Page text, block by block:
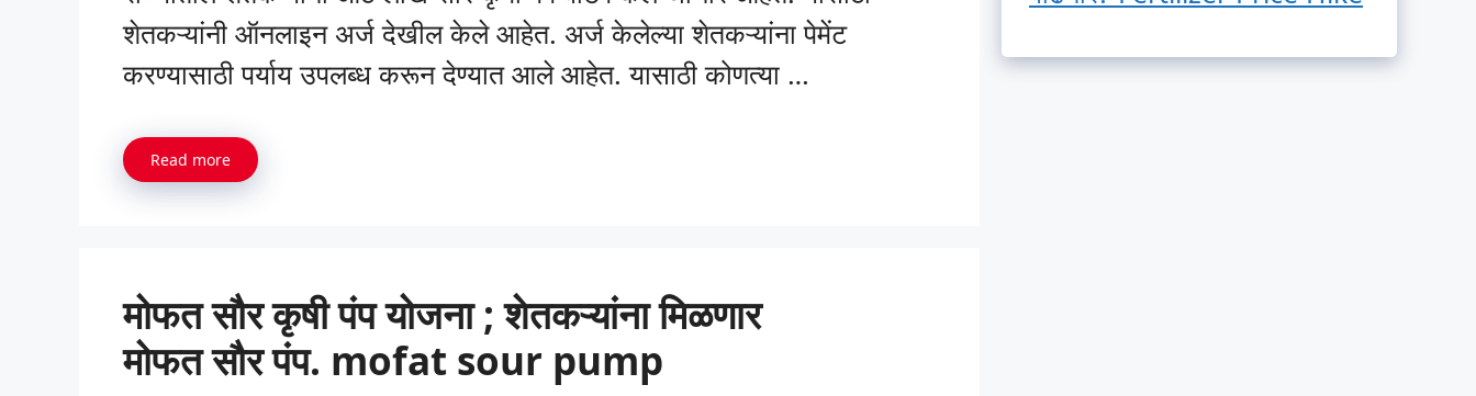
शेतकऱ्यांनी ऑनलाइन अर्ज देखील केले आहेत. अर्ज केलेल्या शेतकऱ्यांना पेमेंट
करण्यासाठी पर्याय उपलब्ध करून देण्यात आले आहेत. यासाठी कोणत्या …
Read more
मोफत सौर कृषी पंप योजना ; शेतकऱ्यांना मिळणार
मोफत सौर पंप. mofat sour pump